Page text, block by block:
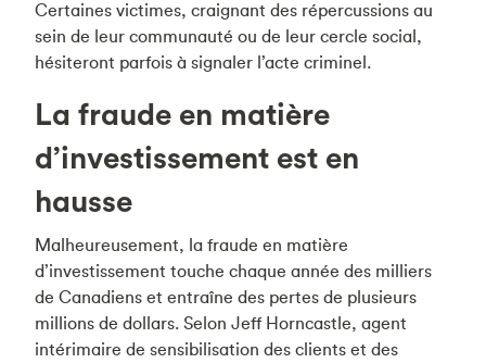
Certaines victimes, craignant des répercussions au
sein de leur communauté ou de leur cercle social,
hésiteront parfois à signaler l’acte criminel.
La fraude en matière
d’investissement est en
hausse
Malheureusement, la fraude en matière
d’investissement touche chaque année des milliers
de Canadiens et entraîne des pertes de plusieurs
millions de dollars. Selon Jeff Horncastle, agent
intérimaire de sensibilisation des clients et des